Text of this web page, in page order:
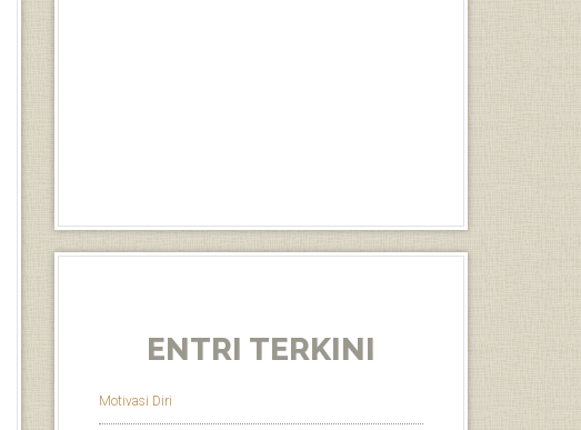
ENTRI TERKINI
Motivasi Diri